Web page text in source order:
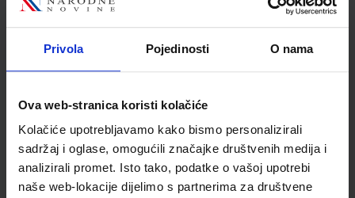
Privola Pojedinosti O nama
Ova web-stranica koristi kolačiće
Kolačiće upotrebljavamo kako bismo personalizirali
sadržaj i oglase, omogućili značajke društvenih medija i
analizirali promet. Isto tako, podatke o vašoj upotrebi
naše web-lokacije dijelimo s partnerima za društvene
Škare uredske Herlitz 20,5